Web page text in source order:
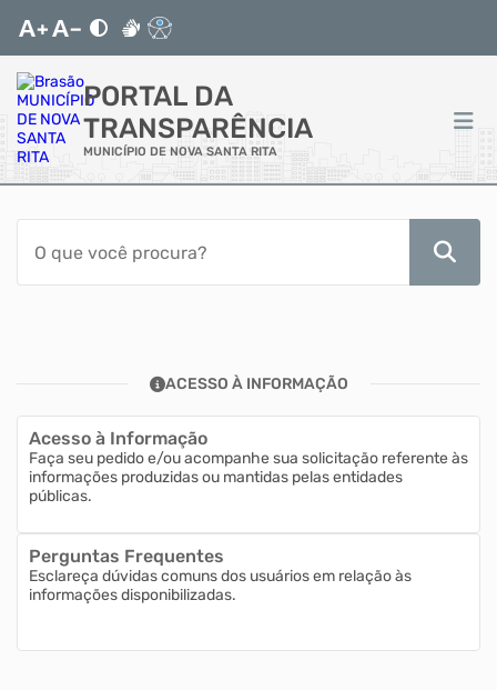
PORTAL DA
TRANSPARÊNCIA
MUNICÍPIO DE NOVA SANTA RITA
ACESSO RÁPIDO
Acessibilidade
Autoatendimento
Mapa do Site
ACESSO À INFORMAÇÃO
Acesso à Informação
Faça seu pedido e/ou acompanhe sua solicitação referente às
informações produzidas ou mantidas pelas entidades
públicas.
Perguntas Frequentes
Esclareça dúvidas comuns dos usuários em relação às
informações disponibilizadas.